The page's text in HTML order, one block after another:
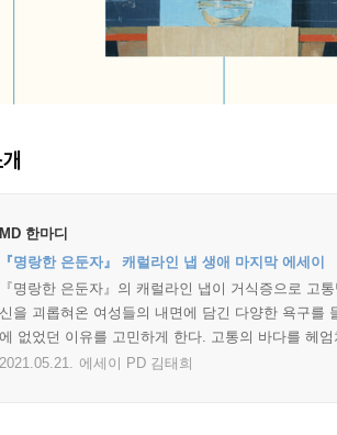
MD 한마디
『명랑한 은둔자』 캐럴라인 냅 생애 마지막 에세이
『명랑한 은둔자』의 캐럴라인 냅이 거식증으로 고
신을 괴롭혀온 여성들의 내면에 담긴 다양한 욕구
에 없었던 이유를 고민하게 한다. 고통의 바다를 헤
2021.05.21. 에세이 PD 김태희